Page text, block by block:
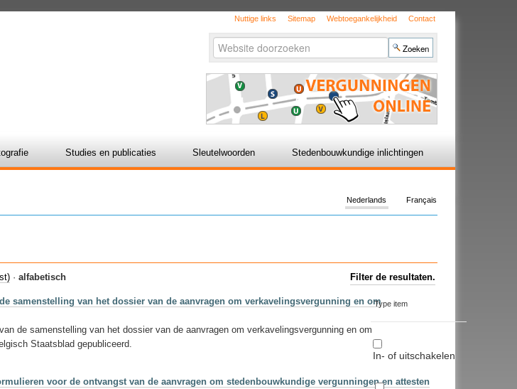
Nuttige links Sitemap Webtoegankelijkheid Contact
Zoek
zoeken...
Studies en publicaties Sleutelwoorden Stedenbouwkundige inlichtingen
Français
Nederlands
Filter de resultaten.
Type item
In- of uitschakelen
· alfabetisch
samenstelling van het dossier van de aanvragen om verkavelingsvergunning en om
de samenstelling van het dossier van de aanvragen om verkavelingsvergunning en om
Staatsblad gepubliceerd.
voor de ontvangst van de aanvragen om stedenbouwkundige vergunningen en attesten